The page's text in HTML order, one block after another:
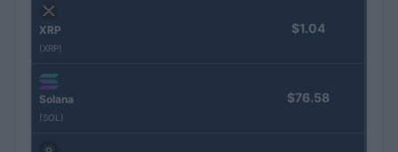
XRP
(XRP)
$1.04
Solana
(SOL)
$76.58